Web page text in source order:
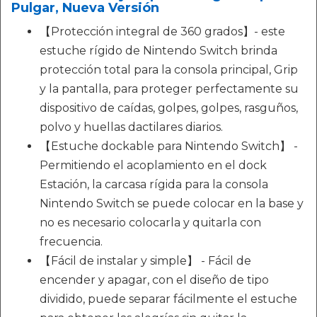
Pulgar, Nueva Versión
【Protección integral de 360 grados】- este
estuche rígido de Nintendo Switch brinda
protección total para la consola principal, Grip
y la pantalla, para proteger perfectamente su
dispositivo de caídas, golpes, golpes, rasguños,
polvo y huellas dactilares diarios.
【Estuche dockable para Nintendo Switch】 -
Permitiendo el acoplamiento en el dock
Estación, la carcasa rígida para la consola
Nintendo Switch se puede colocar en la base y
no es necesario colocarla y quitarla con
frecuencia.
【Fácil de instalar y simple】 - Fácil de
encender y apagar, con el diseño de tipo
dividido, puede separar fácilmente el estuche